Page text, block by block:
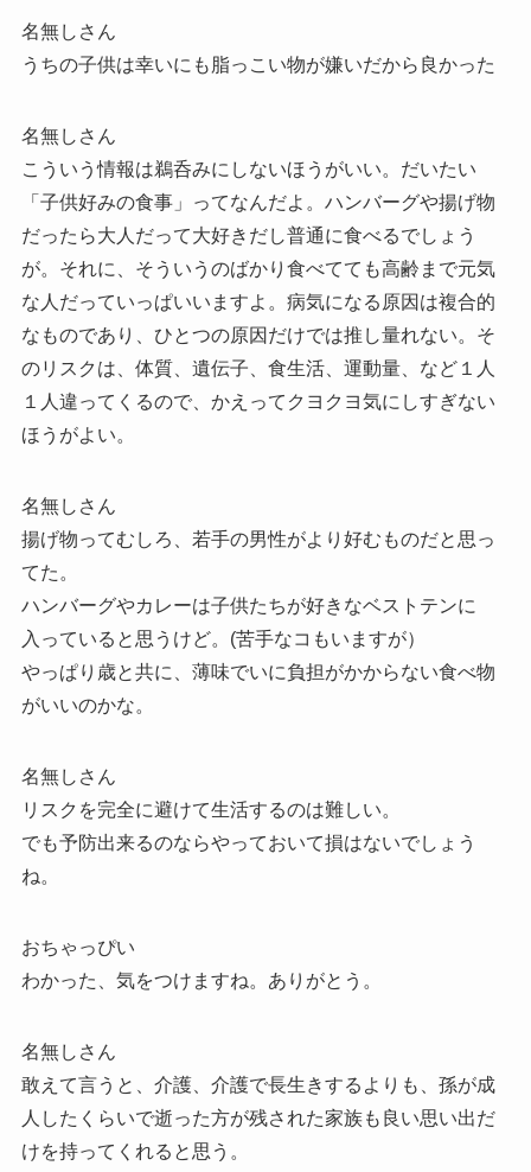
名無しさん
うちの子供は幸いにも脂っこい物が嫌いだから良かった
名無しさん
こういう情報は鵜呑みにしないほうがいい。だいたい
「子供好みの食事」ってなんだよ。ハンバーグや揚げ物
だったら大人だって大好きだし普通に食べるでしょう
が。それに、そういうのばかり食べてても高齢まで元気
な人だっていっぱいいますよ。病気になる原因は複合的
なものであり、ひとつの原因だけでは推し量れない。そ
のリスクは、体質、遺伝子、食生活、運動量、など１人
１人違ってくるので、かえってクヨクヨ気にしすぎない
ほうがよい。
名無しさん
揚げ物ってむしろ、若手の男性がより好むものだと思っ
てた。
ハンバーグやカレーは子供たちが好きなベストテンに
入っていると思うけど。(苦手なコもいますが）
やっぱり歳と共に、薄味でいに負担がかからない食べ物
がいいのかな。
名無しさん
リスクを完全に避けて生活するのは難しい。
でも予防出来るのならやっておいて損はないでしょう
ね。
おちゃっぴい
わかった、気をつけますね。ありがとう。
名無しさん
敢えて言うと、介護、介護で長生きするよりも、孫が成
人したくらいで逝った方が残された家族も良い思い出だ
けを持ってくれると思う。